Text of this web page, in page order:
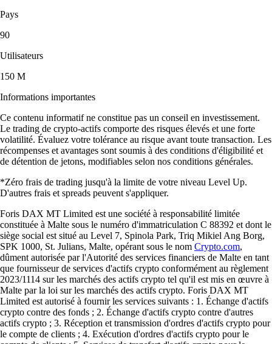
Pays
90
Utilisateurs
150 M
Informations importantes
Ce contenu informatif ne constitue pas un conseil en investissement.
Le trading de crypto-actifs comporte des risques élevés et une forte
volatilité. Évaluez votre tolérance au risque avant toute transaction. Les
récompenses et avantages sont soumis à des conditions d'éligibilité et
de détention de jetons, modifiables selon nos conditions générales.
*Zéro frais de trading jusqu'à la limite de votre niveau Level Up.
D'autres frais et spreads peuvent s'appliquer.
Foris DAX MT Limited est une société à responsabilité limitée
constituée à Malte sous le numéro d'immatriculation C 88392 et dont le
siège social est situé au Level 7, Spinola Park, Triq Mikiel Ang Borg,
SPK 1000, St. Julians, Malte, opérant sous le nom Crypto.com,
dûment autorisée par l'Autorité des services financiers de Malte en tant
que fournisseur de services d'actifs crypto conformément au règlement
2023/1114 sur les marchés des actifs crypto tel qu'il est mis en œuvre à
Malte par la loi sur les marchés des actifs crypto. Foris DAX MT
Limited est autorisé à fournir les services suivants : 1. Échange d'actifs
crypto contre des fonds ; 2. Échange d'actifs crypto contre d'autres
actifs crypto ; 3. Réception et transmission d'ordres d'actifs crypto pour
le compte de clients ; 4. Exécution d'ordres d'actifs crypto pour le